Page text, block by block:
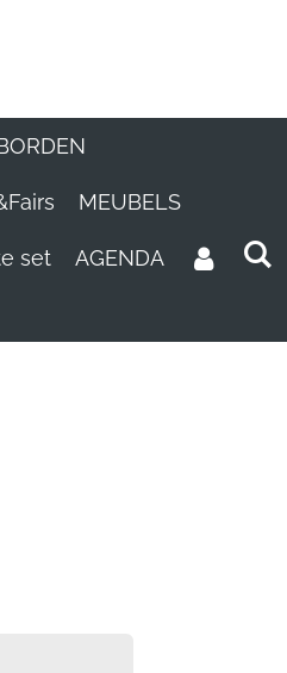
MEUBELS
set AGENDA